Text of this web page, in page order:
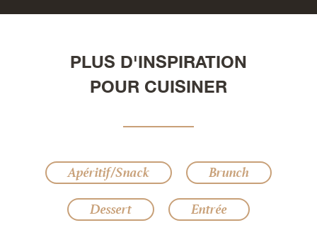
PLUS D'INSPIRATION
POUR CUISINER
Apéritif/Snack
Brunch
Dessert
Entrée